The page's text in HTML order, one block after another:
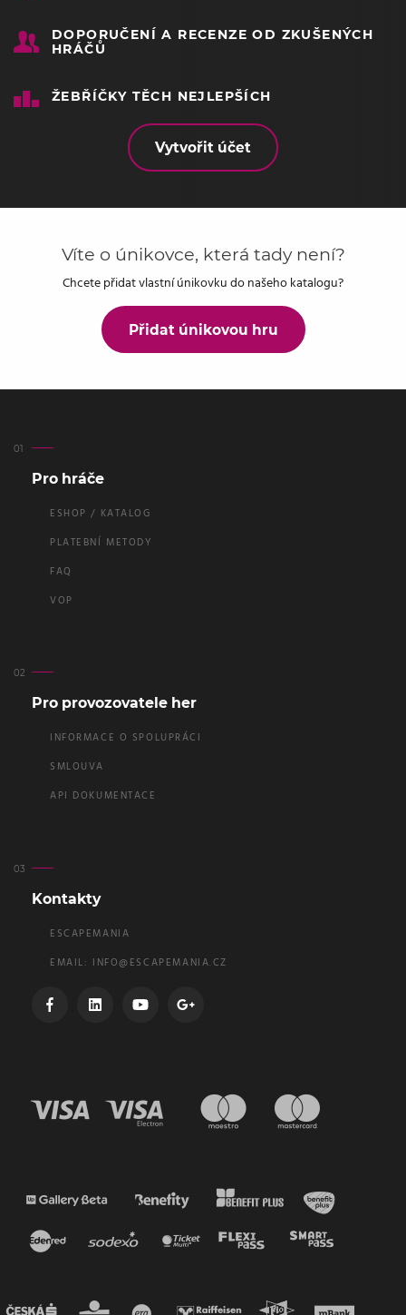
DOPORUČENÍ A RECENZE OD ZKUŠENÝCH
HRÁČŮ
ŽEBŘÍČKY TĚCH NEJLEPŠÍCH
Vytvořit účet
Víte o únikovce, která tady není?
Chcete přidat vlastní únikovku do našeho katalogu?
Přidat únikovou hru
Pro hráče
ESHOP / KATALOG
PLATEBNÍ METODY
FAQ
VOP
Pro provozovatele her
INFORMACE O SPOLUPRÁCI
SMLOUVA
API DOKUMENTACE
Kontakty
ESCAPEMANIA
EMAIL: INFO@ESCAPEMANIA.CZ